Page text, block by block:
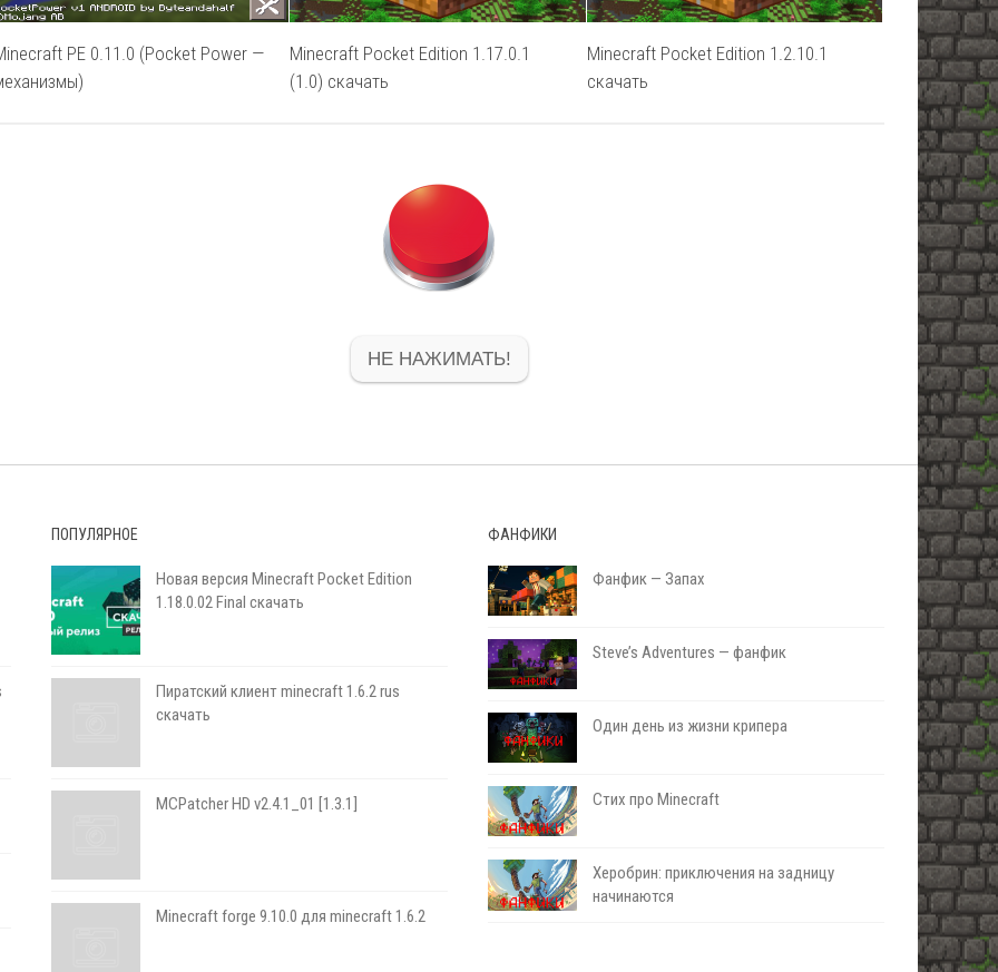
PE 0.11.0 (Pocket Power —
Minecraft Pocket Edition 1.17.0.1
(1.0) скачать
Minecraft Pocket Edition 1.2.10.1
скачать
НЕ НАЖИМАТЬ!
ПОПУЛЯРНОЕ
Новая версия Minecraft Pocket Edition
1.18.0.02 Final скачать
Пиратский клиент minecraft 1.6.2 rus
скачать
MCPatcher HD v2.4.1_01 [1.3.1]
Minecraft forge 9.10.0 для minecraft 1.6.2
ФАНФИКИ
Фанфик — Запах
Steve’s Adventures — фанфик
Один день из жизни крипера
Стих про Minecraft
Херобрин: приключения на задницу
начинаются